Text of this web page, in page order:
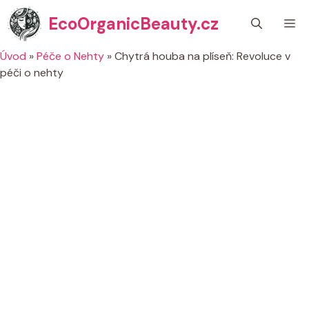
Přeskočit
na
obsah
EcoOrganicBeauty.cz
Úvod »Péče o Nehty »Chytrá houba na plíseň: Revoluce v
péči o nehty